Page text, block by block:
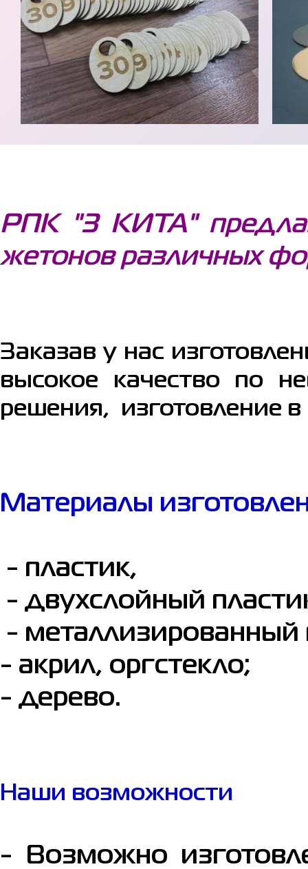
РПК "3 КИТА"
жетонов различных
Заказав у нас
высокое качество по
решения, изготовление
Материалы
- пластик,
- двухслойный
- металлизированный
- акрил, оргстекло;
- дерево.
Наши возможности
- Возможно